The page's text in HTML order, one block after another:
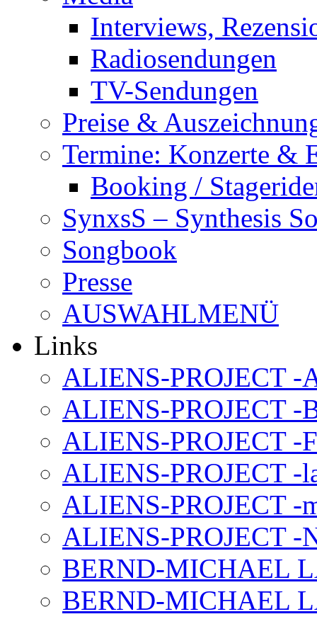
Interviews,
Radiosendungen
TV-Sendungen
Preise &
Termine: Konzerte &
Booking /
SynxsS – Synthesis
Songbook
Presse
AUSWAHLMENÜ
Links
ALIENS-PROJECT -
ALIENS-PROJECT -
ALIENS-PROJECT -
ALIENS-PROJECT -
ALIENS-PROJECT -
ALIENS-PROJECT -
BERND-MICHAEL
BERND-MICHAEL